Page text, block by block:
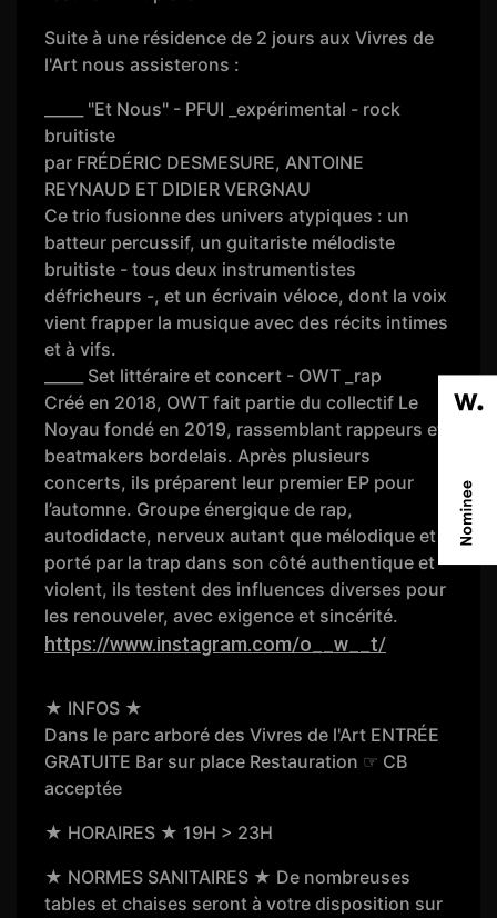
Suite à une résidence de 2 jours aux Vivres de
l'Art nous assisterons :
_____ "Et Nous" - PFUI _expérimental - rock
bruitiste
par FRÉDÉRIC DESMESURE, ANTOINE
REYNAUD ET DIDIER VERGNAU
Ce trio fusionne des univers atypiques : un
batteur percussif, un guitariste mélodiste
bruitiste - tous deux instrumentistes
défricheurs -, et un écrivain véloce, dont la voix
vient frapper la musique avec des récits intimes
et à vifs.
_____ Set littéraire et concert - OWT _rap
Créé en 2018, OWT fait partie du collectif Le
Noyau fondé en 2019, rassemblant rappeurs et
beatmakers bordelais. Après plusieurs
concerts, ils préparent leur premier EP pour
l’automne. Groupe énergique de rap,
autodidacte, nerveux autant que mélodique et
porté par la trap dans son côté authentique et
violent, ils testent des influences diverses pour
les renouveler, avec exigence et sincérité.
https://www.instagram.com/o__w__t/
★ INFOS ★
Dans le parc arboré des Vivres de l'Art ENTRÉE
GRATUITE Bar sur place Restauration ☞ CB
acceptée
★ HORAIRES ★ 19H > 23H
★ NORMES SANITAIRES ★ De nombreuses
tables et chaises seront à votre disposition sur